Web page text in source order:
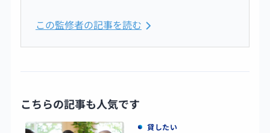
この監修者の記事を読む
こちらの記事も人気です
貸したい